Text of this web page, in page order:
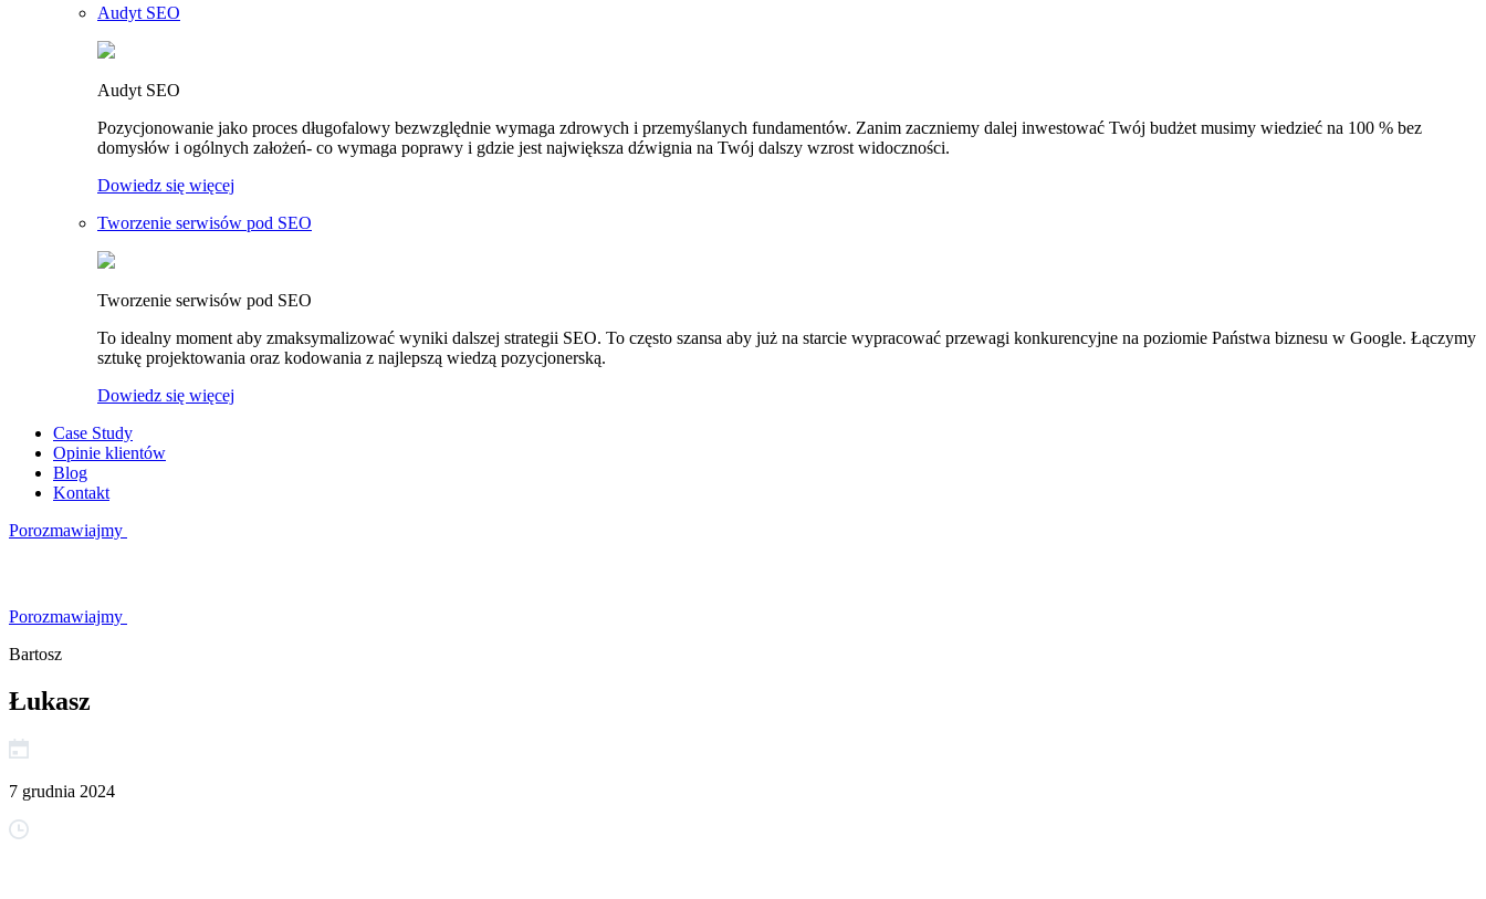
Audyt SEO
Audyt SEO
Pozycjonowanie jako proces długofalowy bezwzględnie wymaga zdrowych i przemyślanych fundamentów. Zanim zaczniemy dalej inwestować Twój budżet musimy wiedzieć na 100 % bez
domysłów i ogólnych założeń- co wymaga poprawy i gdzie jest największa dźwignia na Twój dalszy wzrost widoczności.
Dowiedz się więcej
Tworzenie serwisów pod SEO
Tworzenie serwisów pod SEO
To idealny moment aby zmaksymalizować wyniki dalszej strategii SEO. To często szansa aby już na starcie wypracować przewagi konkurencyjne na poziomie Państwa biznesu w Google. Łączymy
sztukę projektowania oraz kodowania z najlepszą wiedzą pozycjonerską.
Dowiedz się więcej
Case Study
Opinie klientów
Blog
Kontakt
Porozmawiajmy
Porozmawiajmy
Bartosz
Łukasz
7 grudnia 2024